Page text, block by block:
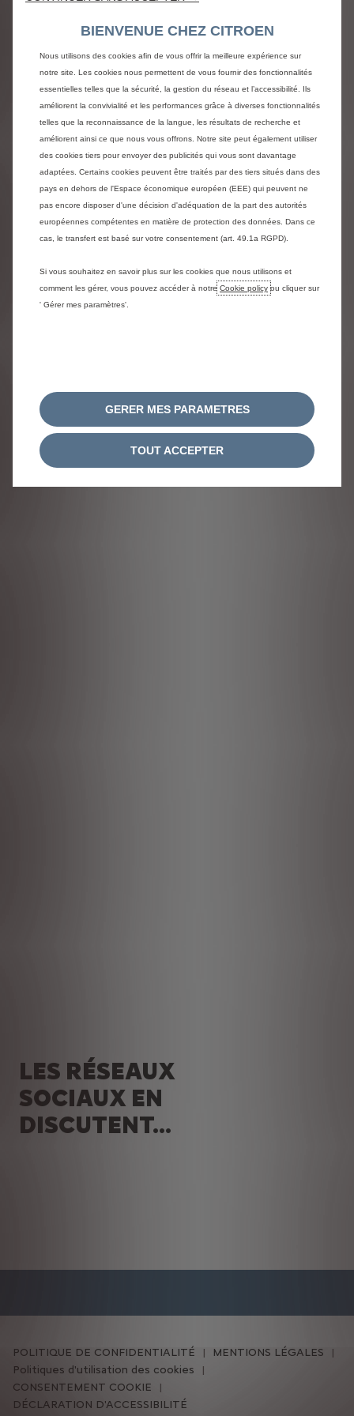
CLIENTS EN VIDÉO
LES RÉSEAUX
SOCIAUX EN
DISCUTENT...
POLITIQUE DE CONFIDENTIALITÉ
MENTIONS LÉGALES
Politiques d'utilisation des cookies
CONSENTEMENT COOKIE
DÉCLARATION D'ACCESSIBILITÉ
BIENVENUE CHEZ CITROEN
Nous utilisons des cookies afin de vous offrir la meilleure expérience sur
notre site. Les cookies nous permettent de vous fournir des fonctionnalités
essentielles telles que la sécurité, la gestion du réseau et l’accessibilité. Ils
améliorent la convivialité et les performances grâce à diverses fonctionnalités
telles que la reconnaissance de la langue, les résultats de recherche et
améliorent ainsi ce que nous vous offrons. Notre site peut également utiliser
des cookies tiers pour envoyer des publicités qui vous sont davantage
adaptées. Certains cookies peuvent être traités par des tiers situés dans des
pays en dehors de l'Espace économique européen (EEE) qui peuvent ne
pas encore disposer d'une décision d'adéquation de la part des autorités
européennes compétentes en matière de protection des données. Dans ce
cas, le transfert est basé sur votre consentement (art. 49.1a RGPD).
Si vous souhaitez en savoir plus sur les cookies que nous utilisons et
comment les gérer, vous pouvez accéder à notre Cookie policy ou cliquer sur
' Gérer mes paramètres'.
GERER MES PARAMETRES
TOUT ACCEPTER